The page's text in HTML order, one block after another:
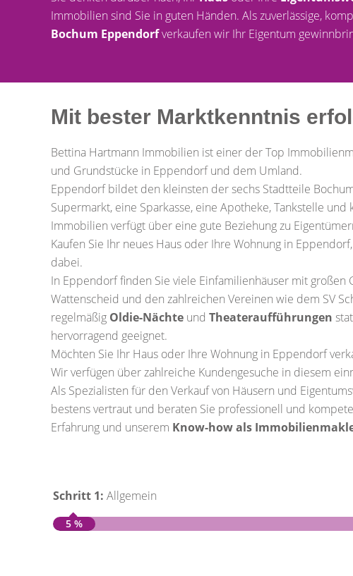
Immobilien sind Sie in guten Händen. Als zuverlässige,
Bochum Eppendorfverkaufen wir Ihr Eigentum
Mit bester Marktkenntnis
Bettina Hartmann Immobilien ist einer der Top
und Grundstücke in Eppendorf und dem Umland.
Eppendorf bildet den kleinsten der sechs Stadtteile
Supermarkt, eine Sparkasse, eine Apotheke, Tankstelle
Immobilien verfügt über eine gute Beziehung zu
Kaufen Sie Ihr neues Haus oder Ihre Wohnung in
dabei.
In Eppendorf finden Sie viele Einfamilienhäuser mit
Wattenscheid und den zahlreichen Vereinen wie dem SV
regelmäßig Oldie-Nächte und Theateraufführungen
hervorragend geeignet.
Möchten Sie Ihr Haus oder Ihre Wohnung in Eppendorf
Wir verfügen über zahlreiche Kundengesuche in diesem
Als Spezialisten für den Verkauf von Häusern und
bestens vertraut und beraten Sie professionell und
Erfahrung und unserem Know-how als
Schritt 1: Allgemein
5 %